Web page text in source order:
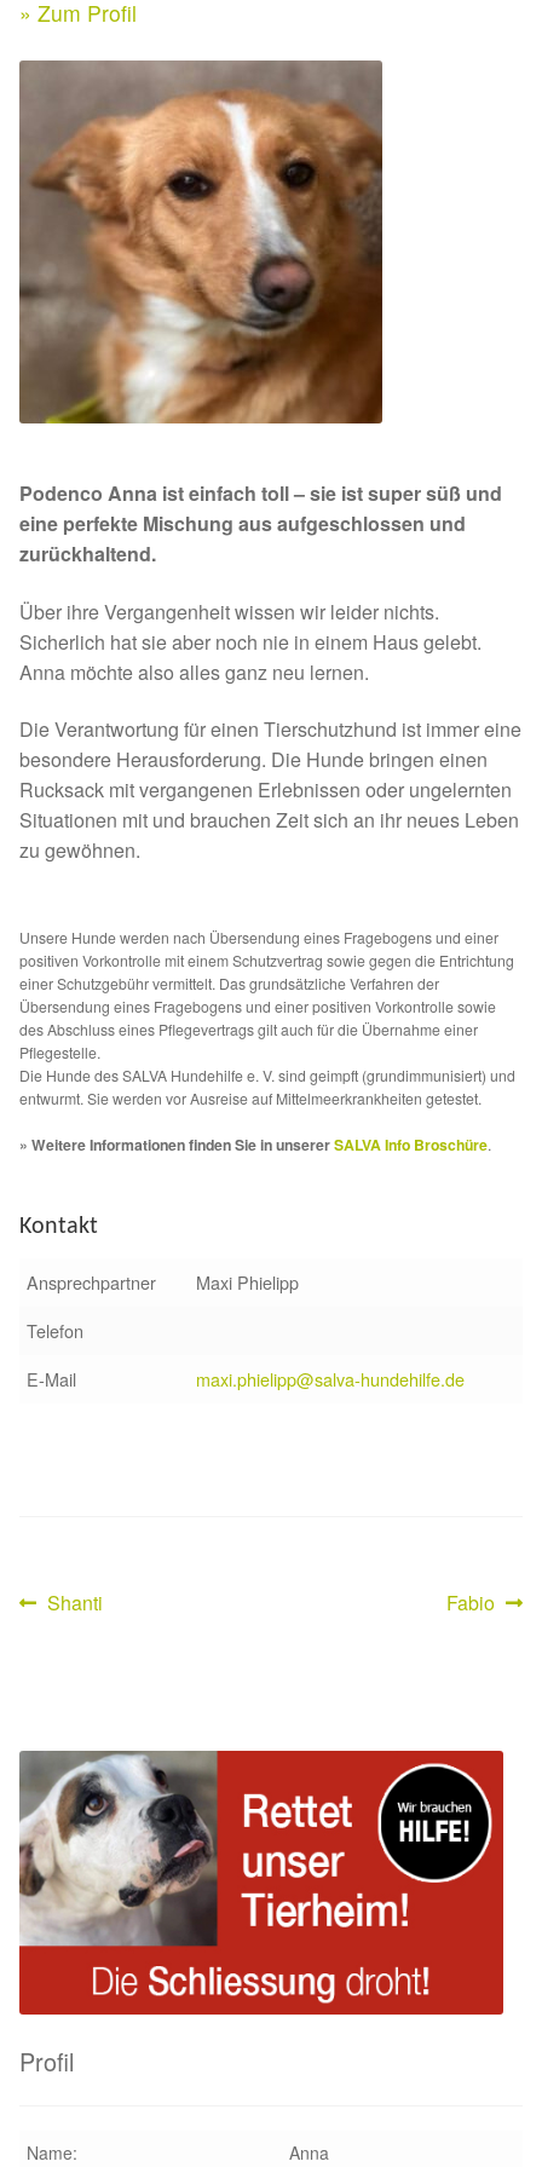
Aktuelle Spenden 2026
Ihre/Eure Spenden – Januar bis Juni 2026
Spenden 2025
Juli bis Dezember 2025
Januar bis Juni 2025
Spenden 2024
Januar bis Juni 2024
Juli bis Dezember 2023
Spenden 2022
Juli bis Dezember 2022
Spenden 2021
Juli bis Dezember 2021
Fördermitgliedschaft
Tierschutz
Auslandstierschutz
Schutzgebühr
Unsere Notnasen
Wichtige Gedanken vor der Adoption
Leishmaniose
Qualzucht bei Hunden
Sonderfarben bei Hunden
Zwingerhusten
Ablauf Adoption
Kontakt & Rechtliches
Facebook
Instagram
» Zum Profil
Podenco Anna ist einfach toll – sie ist super süß und
eine perfekte Mischung aus aufgeschlossen und
zurückhaltend.
Über ihre Vergangenheit wissen wir leider nichts.
Sicherlich hat sie aber noch nie in einem Haus gelebt.
Anna möchte also alles ganz neu lernen.
Die Verantwortung für einen Tierschutzhund ist immer eine
besondere Herausforderung. Die Hunde bringen einen
Rucksack mit vergangenen Erlebnissen oder ungelernten
Situationen mit und brauchen Zeit sich an ihr neues Leben
zu gewöhnen.
Unsere Hunde werden nach Übersendung eines Fragebogens und einer
positiven Vorkontrolle mit einem Schutzvertrag sowie gegen die Entrichtung
einer Schutzgebühr vermittelt. Das grundsätzliche Verfahren der
Übersendung eines Fragebogens und einer positiven Vorkontrolle sowie
des Abschluss eines Pflegevertrags gilt auch für die Übernahme einer
Pflegestelle.
Die Hunde des SALVA Hundehilfe e. V. sind geimpft (grundimmunisiert) und
entwurmt. Sie werden vor Ausreise auf Mittelmeerkrankheiten getestet.
» Weitere Informationen finden Sie in unsererSALVA Info Broschüre.
Kontakt
Ansprechpartner
Maxi Phielipp
Telefon
E-Mail
maxi.phielipp@salva-hundehilfe.de
Beitragsnavigation
Vorheriger
Shanti
Nächster
Fabio
Profil
Name:
Anna